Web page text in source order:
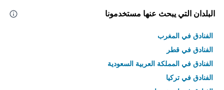
البلدان التي يبحث عنها مستخدمونا
الفنادق في المغرب
الفنادق في قطر
الفنادق في المملكة العربية السعودية
الفنادق في تركيا